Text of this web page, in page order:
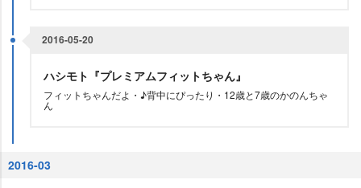
2016-05-20
ハシモト『プレミアムフィットちゃん』
フィットちゃんだよ・♪背中にぴったり・12歳と7歳のかのんちゃ
ん
2016-03